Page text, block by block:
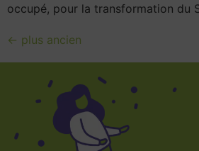
occupé, pour la transformation du
← plus ancien